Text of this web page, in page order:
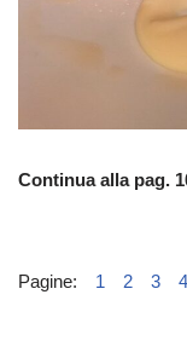
Continua alla pag.
Pagine: 1 2 3 4